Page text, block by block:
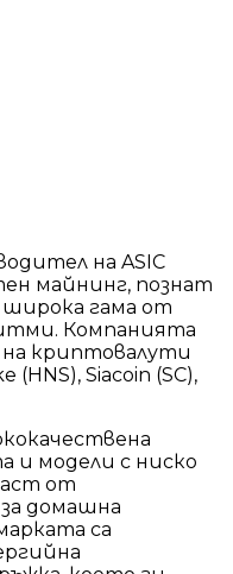
на ASIC
майнинг, познат
гама от
Компанията
на криптовалути
(HNS), Siacoin (SC),
и модели с ниско
от
домашна
са